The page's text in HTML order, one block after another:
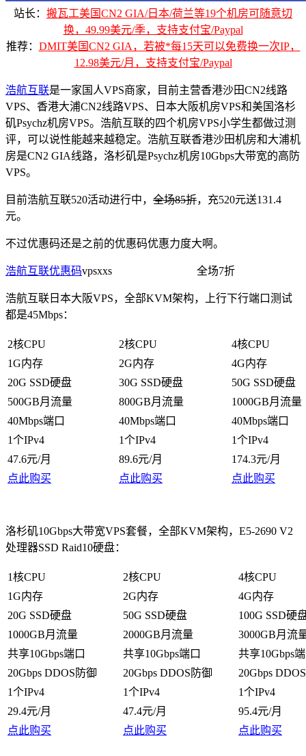
站长： 搬瓦工美国CN2 GIA/日本/荷兰等19个机房可随意切
换，49.99美元/季，支持支付宝/Paypal
推荐： DMIT美国CN2 GIA，若被*每15天可以免费换一次IP，
12.98美元/月，支持支付宝/Paypal
浩航互联是一家国人VPS商家，目前主营香港沙田CN2线路
VPS、香港大浦CN2线路VPS、日本大阪机房VPS和美国洛杉
矶Psychz机房VPS。浩航互联的四个机房VPS小学生都做过测
评，可以说性能越来越稳定。浩航互联香港沙田机房和大浦机
房是CN2 GIA线路，洛杉矶是Psychz机房10Gbps大带宽的高防
VPS。
目前浩航互联520活动进行中， 全场85折，充520元送131.4
元。
不过优惠码还是之前的优惠码优惠力度大啊。
浩航互联优惠码vpsxxs 全场7折
浩航互联日本大阪VPS，全部KVM架构，上行下行端口测试
都是45Mbps：
2核CPU 2核CPU
4核CPU
1G内存
2G内存
4G内存
20G SSD硬盘
30G SSD硬盘
50G SSD硬盘
500GB月流量
800GB月流量
1000GB月流量
40Mbps端口
40Mbps端口
40Mbps端口
1个IPv4
1个IPv4
1个IPv4
47.6元/月
89.6元/月
174.3元/月
点此购买
点此购买 点此购买
洛杉矶10Gbps大带宽VPS套餐，全部KVM架构，E5-2690 V2
处理器SSD Raid10硬盘：
1核CPU 2核CPU
4核CPU
1G内存
2G内存
4G内存
20G SSD硬盘
50G SSD硬盘
100G SSD硬
1000GB月流量
2000GB月流量
3000GB月流
共享10Gbps端口
共享10Gbps端口
共享10Gbps
20Gbps DDOS防御
20Gbps DDOS防御
20Gbps
1个IPv4
1个IPv4
1个IPv4
29.4元/月
47.4元/月
95.4元/月
点此购买
点此购买 点此购买